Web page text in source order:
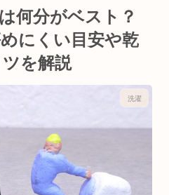
何分がベスト？
にくい目安や乾
を解説
洗濯